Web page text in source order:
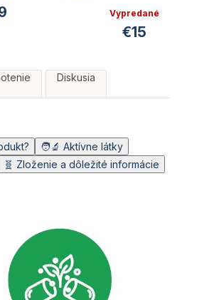
Vypredané
€15
Diskusia
🧑‍🔬 Aktívne látky
🧬 Zloženie a dôležité informácie